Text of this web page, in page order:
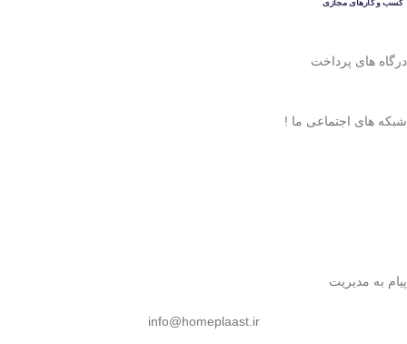
درگاه های پرداخت
شبکه های اجتماعی ما !
پیام به مدیریت
info@homeplaast.ir